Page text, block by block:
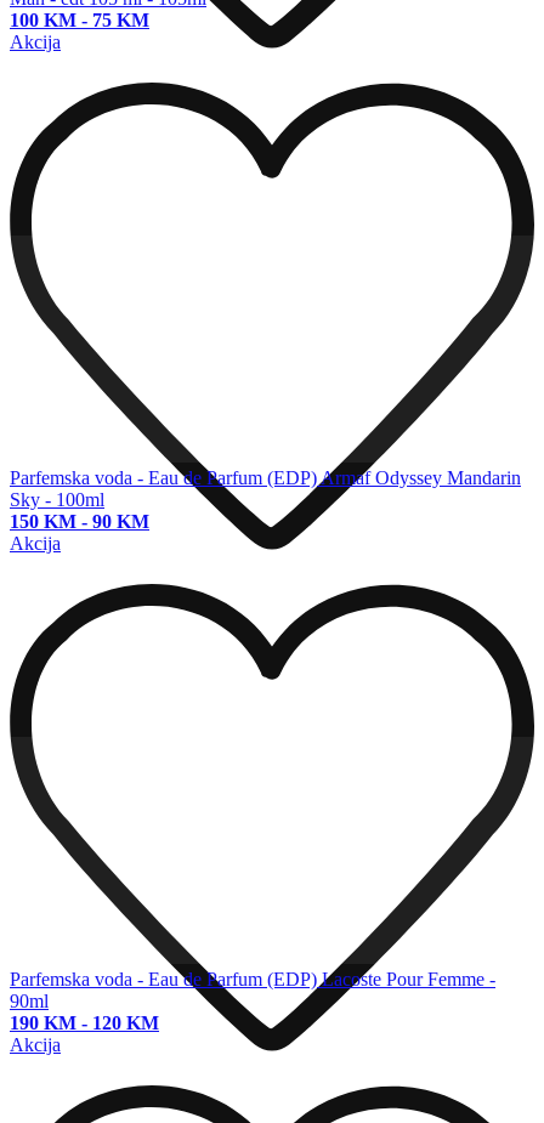
100 KM - 75 KM
Akcija
Parfemska voda - Eau de Parfum (EDP)Armaf Odyssey Mandarin
Sky - 100ml
150 KM - 90 KM
Akcija
Parfemska voda - Eau de Parfum (EDP) Lacoste Pour Femme -
90ml
190 KM - 120 KM
Akcija